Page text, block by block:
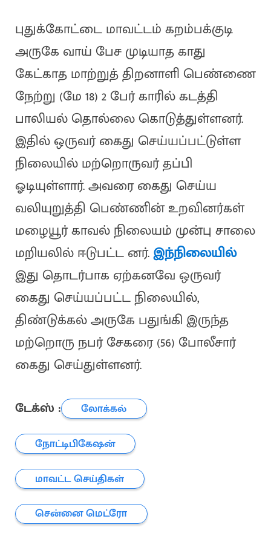
புதுக்கோட்டை மாவட்டம் கறம்பக்குடி
அருகே வாய் பேச முடியாத காது
கேட்காத மாற்றுத் திறனாளி பெண்ணை
நேற்று (மே 18) 2 பேர் காரில் கடத்தி
பாலியல் தொல்லை கொடுத்துள்ளனர்.
இதில் ஒருவர் கைது செய்யப்பட்டுள்ள
நிலையில் மற்றொருவர் தப்பி
ஓடியுள்ளார். அவரை கைது செய்ய
வலியுறுத்தி பெண்ணின் உறவினர்கள்
மழையூர் காவல் நிலையம் முன்பு சாலை
மறியலில் ஈடுபட்ட னர்.இந்நிலையில்
இது தொடர்பாக ஏற்கனவே ஒருவர்
கைது செய்யப்பட்ட நிலையில்,
திண்டுக்கல் அருகே பதுங்கி இருந்த
மற்றொரு நபர் சேகரை (56) போலீசார்
கைது செய்துள்ளனர்.
டேக்ஸ் :
லோக்கல்
நோட்டிபிகேஷன்
மாவட்ட செய்திகள்
சென்னை மெட்ரோ